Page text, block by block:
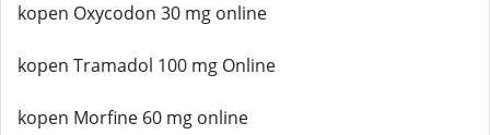
kopen Oxycodon 30 mg online
kopen Tramadol 100 mg Online
kopen Morfine 60 mg online